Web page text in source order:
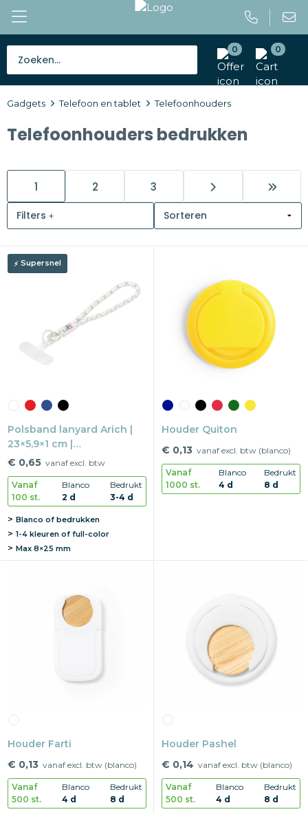
0 0
Tassen
Caps en mutsen
Giveaways
Drinkwaren
Outdoor en vrije tijd
Gereedschap en veiligheid
Snoepgoed
Health en wellness
Kantoorartikelen
Gadgets
Textiel
Thema
Gadgets Telefoon en tablet Telefoonhouders
Telefoonhouders bedrukken
1 2 3
Filters
Supersnel
Polsband lanyard Arich |
23×5,9×1 cm |
Telefoonhouder
€ 0,65 vanaf excl. btw
Vanaf
100 st.
Blanco
2 d
Bedrukt
3-4 d
Blanco of bedrukken
1-4 kleuren of full-color
Max 8×25 mm
Houder Quiton
€ 0,13 vanaf excl. btw (blanco)
Vanaf
1000 st.
Blanco
4 d
Bedrukt
8 d
Houder Farti
€ 0,13 vanaf excl. btw (blanco)
Vanaf
500 st.
Blanco
4 d
Bedrukt
8 d
Houder Pashel
€ 0,14 vanaf excl. btw (blanco)
Vanaf
500 st.
Blanco
4 d
Bedrukt
8 d